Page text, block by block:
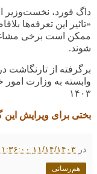
داگ فورد، نخست‌وزیر
«تاثیر این تعرفه‌ها
ممکن است برخی
شوند.
برگرفته از تارنگاشت
۱۴۰۳
بختی برای ویرایش
در ۱۱/۱۴/۱۴۰۳ ۰۱:۳۶:۰۰ ب.ظ.
هم‌رسانی